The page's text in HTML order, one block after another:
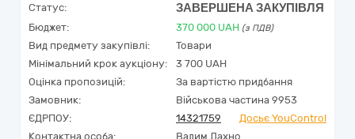
Статус: ЗАВЕРШЕНА ЗАКУПІВЛЯ
Бюджет: 370 000 UAH (з ПДВ)
Вид предмету закупівлі:
Товари
Мінімальний крок аукціону:
3 700 UAH
Оцінка пропозицій:
За вартістю придбання
Замовник:
Військова частина 9953
ЄДРПОУ:
14321759
Досьє YouControl
Контактна особа:
Вадим Дахно